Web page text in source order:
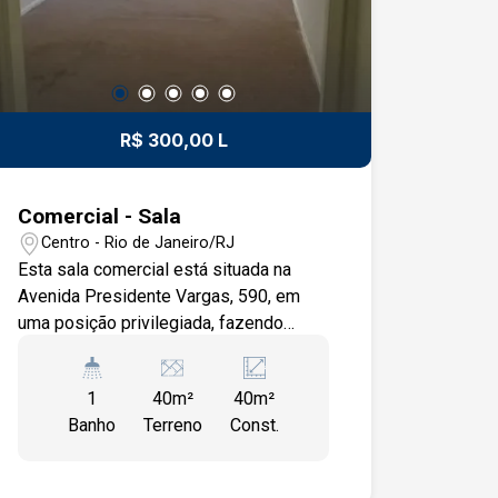
no Centro! Valor e condições a
R$ 300,00 L
Comercial - Sala
Centro - Rio de Janeiro/RJ
Esta sala comercial está situada na
Avenida Presidente Vargas, 590, em
uma posição privilegiada, fazendo
a poucos minutos da estação do Metrô
Uruguaiana, tornando-a facilmente
acessível para funcionários e clientes.
1
Banho
40m²
Terreno
40m²
Const.